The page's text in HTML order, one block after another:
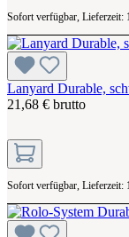
Sofort verfügbar, Lieferzeit:
Lanyard Durable,
21,68 € brutto
Sofort verfügbar, Lieferzeit: